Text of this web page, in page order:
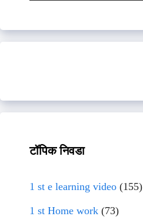
टॉपिक निवडा
1 st e learning video (155)
1 st Home work (73)